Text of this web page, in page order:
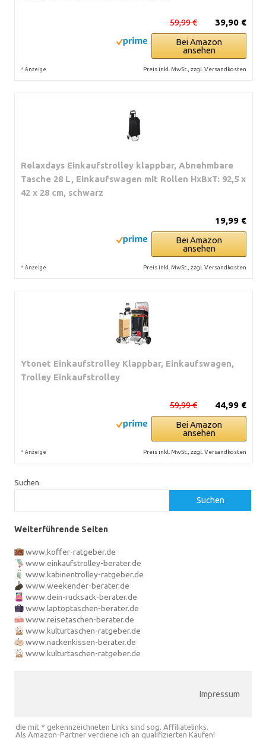
39,90 €
59,99 €
Bei Amazon
ansehen
* Anzeige Preis inkl. MwSt., zzgl. Versandkosten
Relaxdays Einkaufstrolley klappbar, Abnehmbare
Tasche 28 L, Einkaufswagen mit Rollen HxBxT: 92,5 x
42 x 28 cm, schwarz
19,99 €
Bei Amazon
ansehen
* Anzeige Preis inkl. MwSt., zzgl. Versandkosten
Ytonet Einkaufstrolley Klappbar, Einkaufswagen,
Trolley Einkaufstrolley
44,99 €
59,99 €
Bei Amazon
ansehen
* Anzeige Preis inkl. MwSt., zzgl. Versandkosten
Suchen
Suchen
Weiterführende Seiten
www.koffer-ratgeber.de
www.einkaufstrolley-berater.de
www.kabinentrolley-ratgeber.de
www.weekender-berater.de
www.dein-rucksack-berater.de
www.laptoptaschen-berater.de
www.reisetaschen-berater.de
www.kulturtaschen-ratgeber.de
www.nackenkissen-berater.de
www.kulturtaschen-ratgeber.de
Impressum
die mit * gekennzeichneten Links sind sog. Affiliatelinks.
Als Amazon-Partner verdiene ich an qualifizierten Käufen!